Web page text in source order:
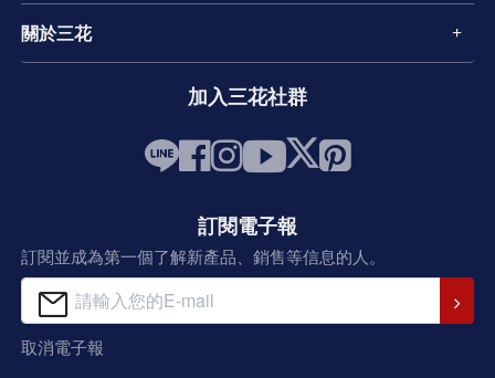
關於三花
加入三花社群
訂閱電子報
訂閱並成為第一個了解新產品、銷售等信息的人。
取消電子報